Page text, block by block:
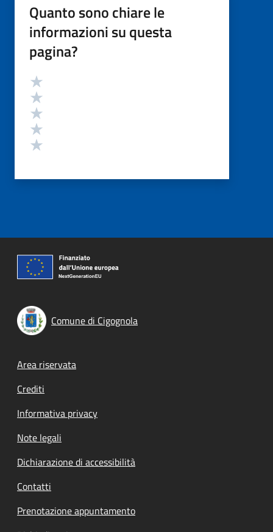
Quanto sono chiare le
informazioni su questa
pagina?
Valutazione
Comune di Cigognola
Footer menu
Area riservata
Crediti
Informativa privacy
Note legali
Dichiarazione di accessibilità
Contatti
Prenotazione appuntamento